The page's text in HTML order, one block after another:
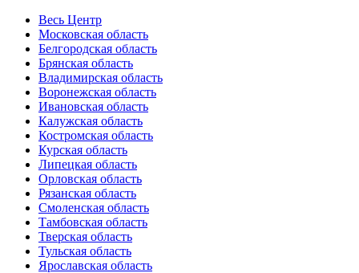
Весь Центр
Московская область
Белгородская область
Брянская область
Владимирская область
Воронежская область
Ивановская область
Калужская область
Костромская область
Курская область
Липецкая область
Орловская область
Рязанская область
Смоленская область
Тамбовская область
Тверская область
Тульская область
Ярославская область